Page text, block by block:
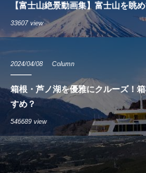
【富士山絶景動画集】富士山を眺
33607 view
2024/04/08 Column
箱根・芦ノ湖を優雅にクルーズ！
すめ？
546689 view